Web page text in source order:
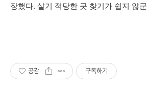
장했다. 살기 적당한 곳 찾기가 쉽지 않군
공감 구독하기